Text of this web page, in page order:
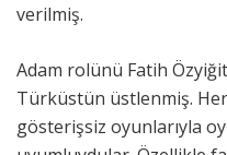
verilmiş.
Adam rolünü Fatih
Türküstün üstlenmiş.
gösterişsiz oyunlarıyla